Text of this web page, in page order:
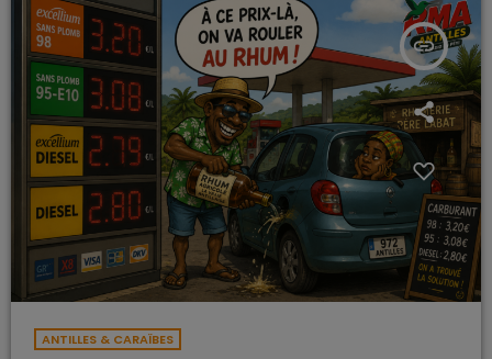
insert_link
ANTILLES & CARAÏBES